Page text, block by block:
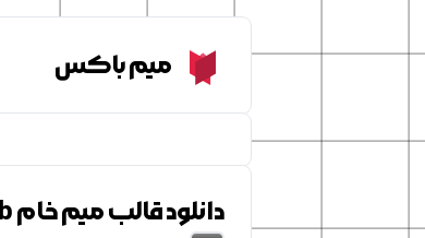
Meme Boxمیم باکس
دانلود قالب میم خام SpongeBob